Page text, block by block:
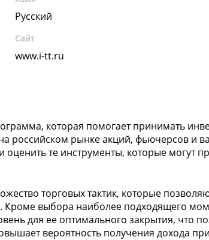
Русский
Сайт
www.i-tt.ru
которая помогает принимать
российском рынке акций, фьючерсов и
те инструменты, которые могут
торговых тактик, которые
выбора наиболее подходящего
для ее оптимального закрытия, что
вероятность получения дохода